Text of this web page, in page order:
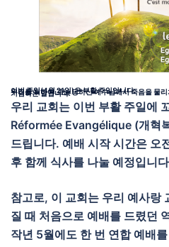
이번 주일(4월 21일)은 부활 주일입니다.
우리를 위하여 고난 당하신 예수님께서 죽음을 물리치고 부활하셔서 무덤 문을 열고 나오신 날을 기념하는 날입니다.
우리 교회는 이번 부활 주일에
Réformée Evangélique (개혁
드립니다. 예배 시작 시간은 오
후 함께 식사를 나눌 예정입니
참고로, 이 교회는 우리 예사랑
질 때 처음으로 예배를 드렸던
작년 5월에도 한 번 연합 예배